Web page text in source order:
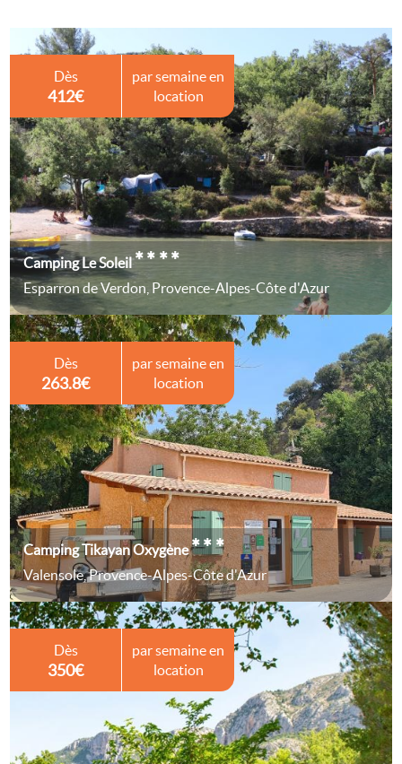
Dès
412€
par semaine en
location
Camping Le Soleil****
Esparron de Verdon, Provence-Alpes-Côte d'Azur
Dès
263.8€
par semaine en
location
Camping Tikayan Oxygène***
Valensole, Provence-Alpes-Côte d'Azur
Dès
350€
par semaine en
location